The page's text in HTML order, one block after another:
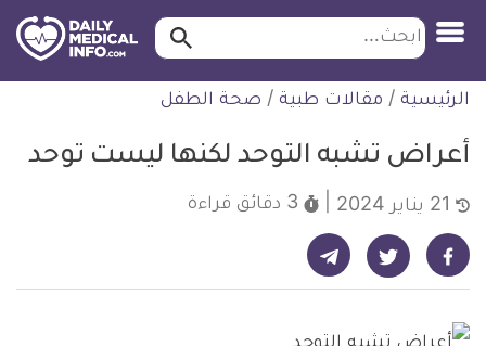
التخطي
للمحتوى
ابحث ابحث…
الرئيسية / مقالات طبية / صحة الطفل
أعراض تشبه التوحد لكنها ليست توحد
3 دقائق قراءة
شارك على فيسبوك - ديلي ميديكال انفو شارك على تويتر - ديلي ميديكال انفو شارك على تيليجرام - ديلي ميديكال انفو